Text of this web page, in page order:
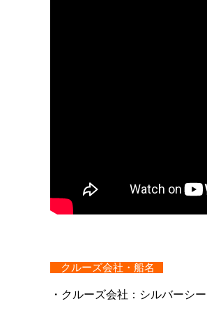
クルーズ会社・船名
・クルーズ会社：シルバーシ